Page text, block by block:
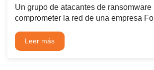
Un grupo de atacantes de ransomware
comprometer la red de una empresa
Leer más